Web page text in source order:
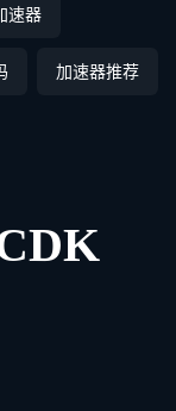
速器
加速器推荐